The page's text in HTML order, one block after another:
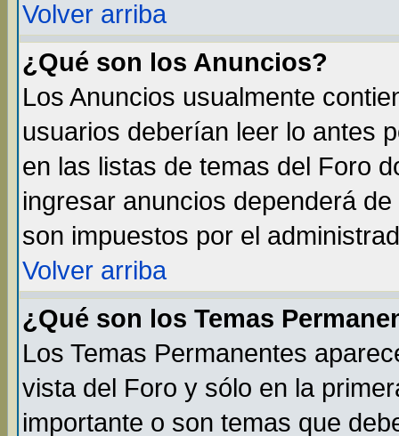
Volver arriba
¿Qué son los Anuncios?
Los Anuncios usualmente
usuarios deberían leer lo antes
en las listas de temas del Foro
ingresar anuncios dependerá
son impuestos por el
Volver arriba
¿Qué son los Temas
Los Temas Permanentes
vista del Foro y sólo en la
importante o son temas que